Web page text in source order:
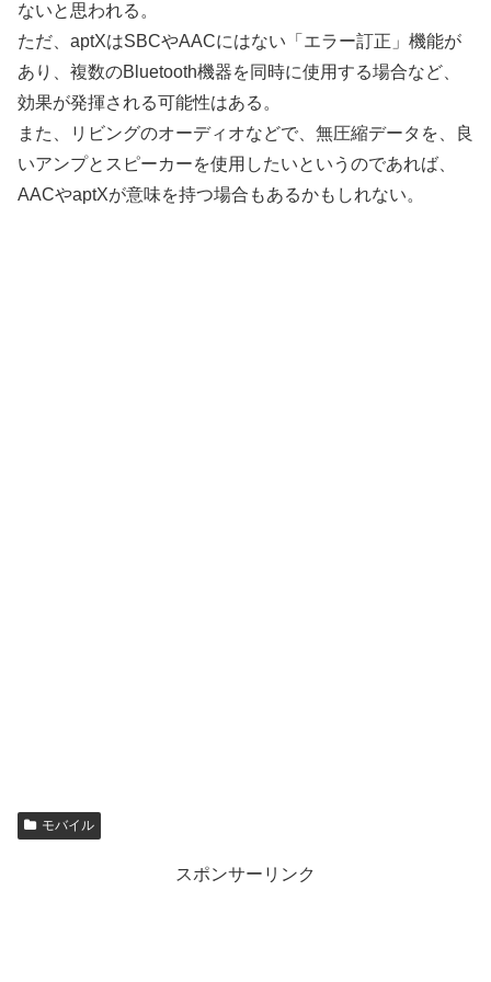
ないと思われる。
ただ、aptXはSBCやAACにはない「エラー訂正」機能が
あり、複数のBluetooth機器を同時に使用する場合など、
効果が発揮される可能性はある。
また、リビングのオーディオなどで、無圧縮データを、良
いアンプとスピーカーを使用したいというのであれば、
AACやaptXが意味を持つ場合もあるかもしれない。
モバイル
スポンサーリンク